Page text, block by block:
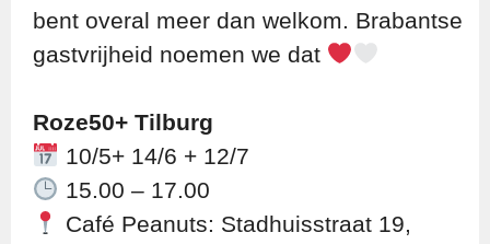
bent overal meer dan welkom. Brabantse
gastvrijheid noemen we dat
Roze50+ Tilburg
10/5+ 14/6 + 12/7
15.00 – 17.00
Café Peanuts: Stadhuisstraat 19,